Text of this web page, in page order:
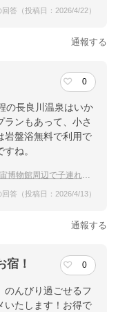
答（投稿日：2026/4/22）
通報する
0
の長良川温泉はいか
ランもあって、小さ
岩盤浴無料で利用で
ね。
子連れにおすすめの温泉宿は？
答（投稿日：2026/4/13）
通報する
！ 0
のんびり過ごせるフ
いたします！お得で